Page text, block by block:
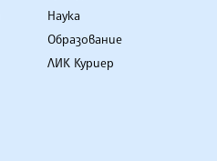
Наука
Образование
ЛИК Куриер